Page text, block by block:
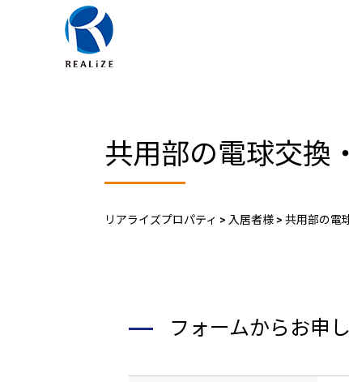
共用部の電球交換
リアライズプロパティ > 入居者様 > 共用部の電
フォームからお申